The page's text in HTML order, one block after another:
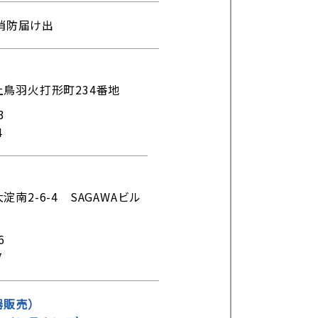
防届け出
羽火打形町234番地
淀南2-6-4 SAGAWAビル
売）